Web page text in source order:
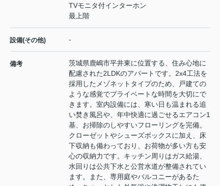
TVモニタ付インターホン
最上階
設備(その他) -
備考
茨城県鹿嶋市平井東に位置する、住み心地に
配慮された2LDKのアパートです。2x4工法を
採用したメゾネットタイプのため、戸建ての
ような感覚でプライベートな時間を大切にで
きます。室内設備には、寒い日も温まれる追
い焚き風呂や、年中快適に過ごせるエアコン1
基、お掃除のしやすいフローリングを完備。
クローゼットやシューズボックスに加え、床
下収納も備わっており、お荷物が多い方も安
心の収納力です。キッチン周りはガス給湯、
水回りは公共下水と公営水道が整備されてい
ます。また、専用庭やバルコニーがあるた